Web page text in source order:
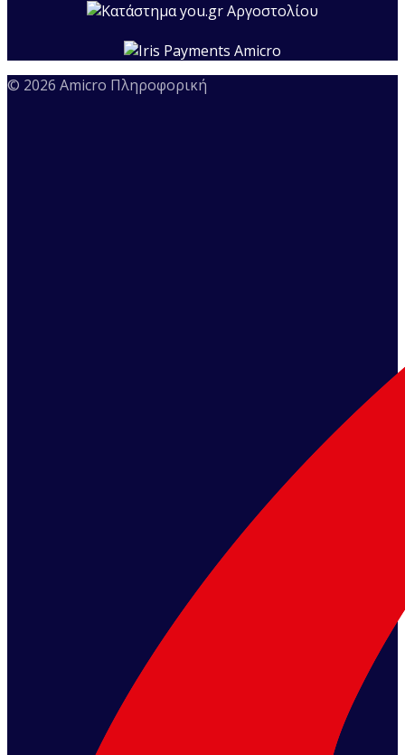
© 2026 Amicro Πληροφορική